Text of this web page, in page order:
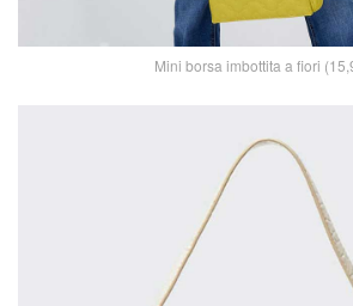
Mini borsa imbottita a fiori